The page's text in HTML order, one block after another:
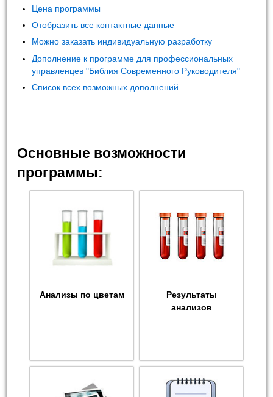
Цена программы
Отобразить все контактные данные
Можно заказать индивидуальную разработку
Дополнение к программе для профессиональных
управленцев "Библия Современного Руководителя"
Список всех возможных дополнений
Основные возможности
программы:
Анализы по цветам
Результаты
анализов